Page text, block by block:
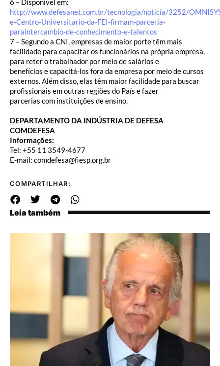
6 – Disponível em:
http://www.defesanet.com.br/tecnologia/noticia/3252/
e-Centro-Universitario-da-FEI-firmam-parceria-
paraintercambio-de-conhecimento-e-talentos
7 – Segundo a CNI, empresas de maior porte têm mais
facilidade para capacitar os funcionários na própria empresa,
para reter o trabalhador por meio de salários e
benefícios e capacitá-los fora da empresa por meio de cursos
externos. Além disso, elas têm maior facilidade para buscar
profissionais em outras regiões do País e fazer
parcerias com instituições de ensino.
DEPARTAMENTO DA INDÚSTRIA DE DEFESA
COMDEFESA
Informações:
Tel: +55 11 3549-4677
E-mail: comdefesa@fiesp.org.br
COMPARTILHAR:
Leia também